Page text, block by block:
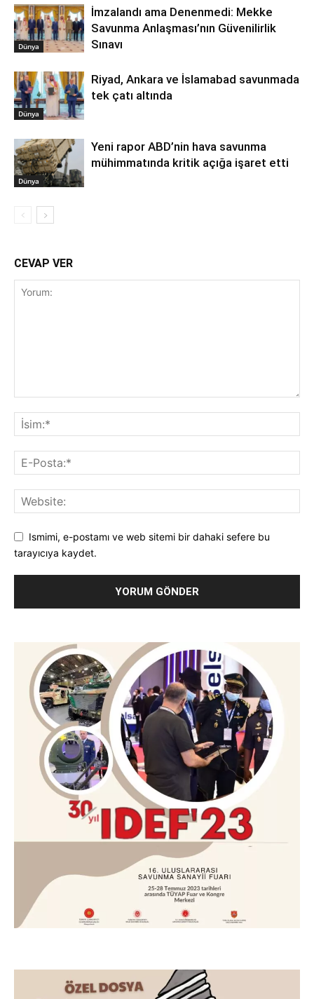
Dünya
İmzalandı ama Denenmedi: Mekke
Savunma Anlaşması’nın Güvenilirlik
Sınavı
Dünya
Riyad, Ankara ve İslamabad savunmada
tek çatı altında
Dünya
Yeni rapor ABD’nin hava savunma
mühimmatında kritik açığa işaret etti
CEVAP VER
Ismimi, e-postamı ve web sitemi bir dahaki sefere bu
tarayıcıya kaydet.